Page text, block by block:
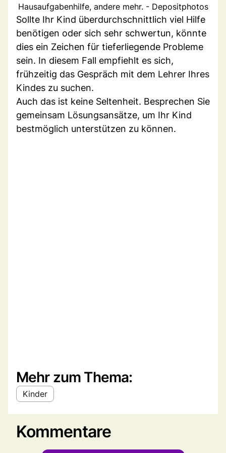
Hausaufgabenhilfe, andere mehr. - Depositphotos
Sollte Ihr Kind überdurchschnittlich viel Hilfe
benötigen oder sich sehr schwertun, könnte
dies ein Zeichen für tieferliegende Probleme
sein. In diesem Fall empfiehlt es sich,
frühzeitig das Gespräch mit dem Lehrer Ihres
Kindes zu suchen.
Auch das ist keine Seltenheit. Besprechen Sie
gemeinsam Lösungsansätze, um Ihr Kind
bestmöglich unterstützen zu können.
Mehr zum Thema:
Kinder
Kommentare